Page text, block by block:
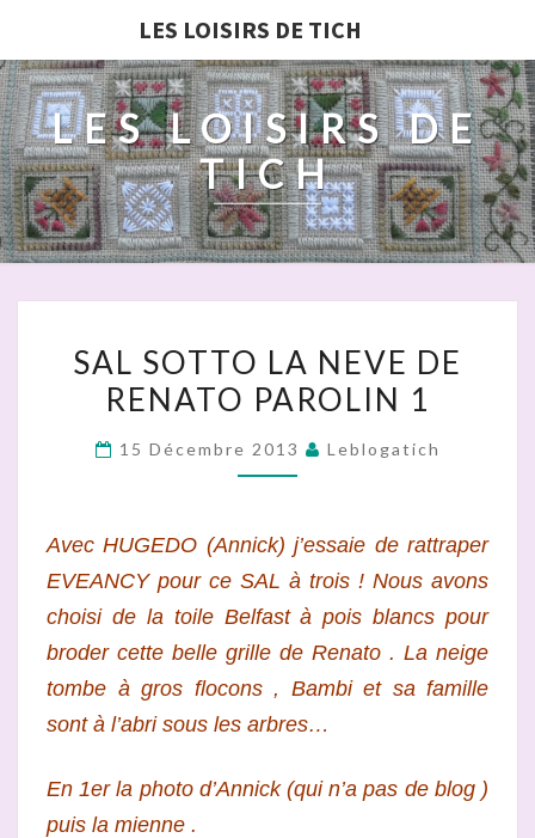
LES LOISIRS DE TICH
LES LOISIRS DE
TICH
SOTTO
LA
1
SAL SOTTO LA NEVE DE
RENATO PAROLIN 1
15 Décembre 2013 Leblogatich
Avec HUGEDO (Annick) j’essaie de rattraper
EVEANCY pour ce SAL à trois ! Nous avons
choisi de la toile Belfast à pois blancs pour
broder cette belle grille de Renato . La neige
tombe à gros flocons , Bambi et sa famille
sont à l’abri sous les arbres…
En 1er la photo d’Annick (qui n’a pas de blog )
puis la mienne .